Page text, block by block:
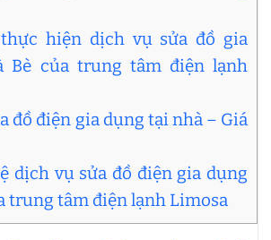
hiện dịch vụ sửa đồ gia
Bè của trung tâm điện lạnh
đồ điện gia dụng tại nhà – Giá
dịch vụ sửa đồ điện gia dụng
trung tâm điện lạnh Limosa